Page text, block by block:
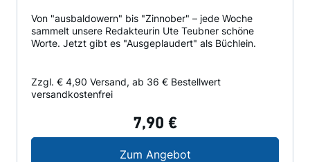
Von "ausbaldowern" bis "Zinnober" – jede Woche
sammelt unsere Redakteurin Ute Teubner schöne
Worte. Jetzt gibt es "Ausgeplaudert" als Büchlein.
Zzgl. € 4,90 Versand, ab 36 € Bestellwert
versandkostenfrei
7,90 €
Zum AngebotAusgeplaudert